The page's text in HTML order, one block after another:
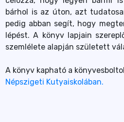
bárhol is az úton, azt
pedig abban segít, hogy
lépést. A könyv lapjain
szemlélete alapján született
A könyv kapható a
Népszigeti Kutyaiskolában.